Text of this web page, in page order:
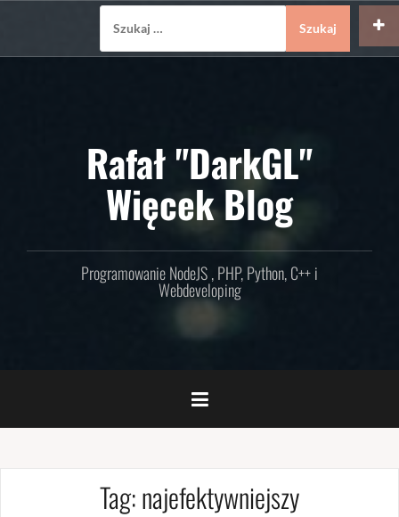
Rafał "DarkGL"
Więcek Blog
Programowanie NodeJS , PHP, Python, C++ i
Webdeveloping
Tag:najefektywniejszy